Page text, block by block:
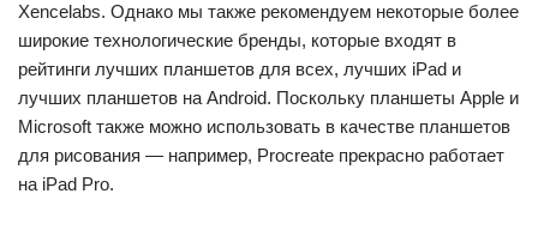
Xencelabs. Однако мы также рекомендуем некоторые более
широкие технологические бренды, которые входят в
рейтинги лучших планшетов для всех, лучших iPad и
лучших планшетов на Android. Поскольку планшеты Apple и
Microsoft также можно использовать в качестве планшетов
для рисования — например, Procreate прекрасно работает
на iPad Pro.